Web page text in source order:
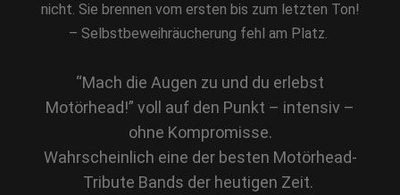
nicht. Sie brennen vom ersten bis zum letzten Ton!
– Selbstbeweihräucherung fehl am Platz.
“Mach die Augen zu und du erlebst
Motörhead!” voll auf den Punkt – intensiv –
ohne Kompromisse.
Wahrscheinlich eine der besten Motörhead-
Tribute Bands der heutigen Zeit.